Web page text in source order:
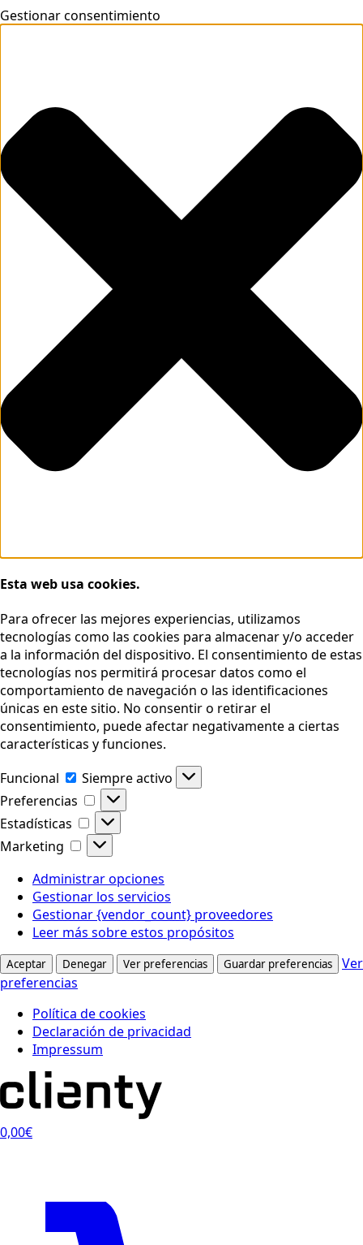
Gestionar consentimiento
Esta web usa cookies.
Para ofrecer las mejores experiencias, utilizamos
tecnologías como las cookies para almacenar y/o acceder
a la información del dispositivo. El consentimiento de estas
tecnologías nos permitirá procesar datos como el
comportamiento de navegación o las identificaciones
únicas en este sitio. No consentir o retirar el
consentimiento, puede afectar negativamente a ciertas
características y funciones.
Funcional
Funcional
Siempre activo
Preferencias
Preferencias
Estadísticas
Estadísticas
Marketing
Marketing
Administrar opciones
Gestionar los servicios
Gestionar {vendor_count} proveedores
Leer más sobre estos propósitos
Aceptar Denegar Ver preferencias Guardar preferencias
Ver
preferencias
Política de cookies
Declaración de privacidad
Impressum
0,00€